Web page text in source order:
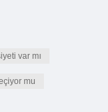
var mı
mu